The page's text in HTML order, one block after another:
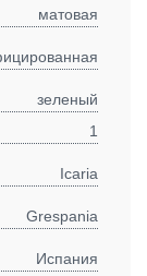
матовая
зеленый
1
Icaria
Grespania
Испания